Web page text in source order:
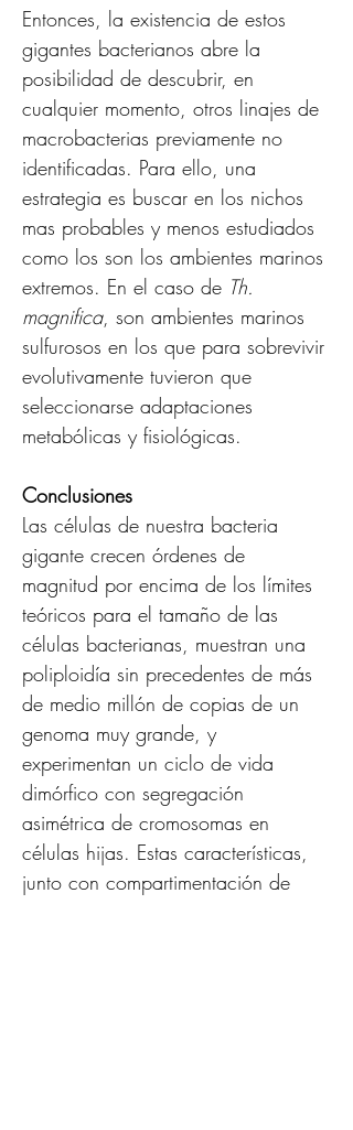
Entonces, la existencia de estos
gigantes bacterianos abre la
posibilidad de descubrir, en
cualquier momento, otros linajes de
macrobacterias previamente no
identificadas. Para ello, una
estrategia es buscar en los nichos
mas probables y menos estudiados
como los son los ambientes marinos
extremos. En el caso de Th.
magnifica, son ambientes marinos
sulfurosos en los que para sobrevivir
evolutivamente tuvieron que
seleccionarse adaptaciones
metabólicas y fisiológicas.
Conclusiones
Las células de nuestra bacteria
gigante crecen órdenes de
magnitud por encima de los límites
teóricos para el tamaño de las
células bacterianas, muestran una
poliploidía sin precedentes de más
de medio millón de copias de un
genoma muy grande, y
experimentan un ciclo de vida
dimórfico con segregación
asimétrica de cromosomas en
células hijas. Estas características,
junto con compartimentación de